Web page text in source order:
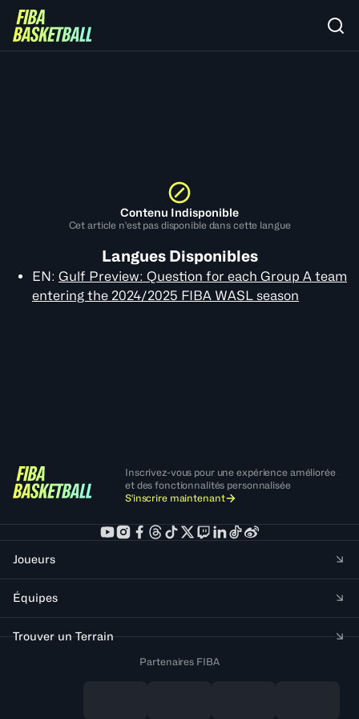
Contenu Indisponible
Cet article n'est pas disponible dans cette langue
Langues Disponibles
EN: Gulf Preview: Question for each Group A team
entering the 2024/2025 FIBA WASL season
Inscrivez-vous pour une expérience améliorée
et des fonctionnalités personnalisée
S'inscrire maintenant
Joueurs
Équipes
Trouver un Terrain
Partenaires FIBA